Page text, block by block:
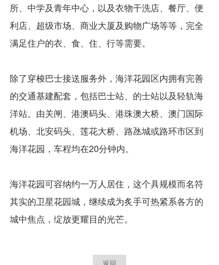
所、中学及青年中心，以及衣物干洗店、餐厅、便
利店、超级市场、商业大厦及购物广场等等，完全
满足住户的衣、食、住、行等需要。
除了穿梭巴士接送服务外，海洋花园区内拥有完善
的交通基建配套，包括巴士站、的士站以及轻轨海
洋站。由关闸、港澳码头、港珠澳大桥、澳门国际
机场、北安码头、莲花大桥、路氹城或路环市区到
海洋花园，车程均在20分钟内。
海洋花园可容纳约一万人居住，这个具规模而名符
其实的卫星花园城，继续成为炙手可热紧系各方的
城中焦点，绽放更耀目的光芒。
返回